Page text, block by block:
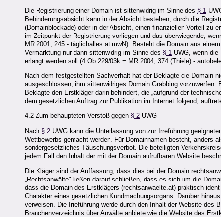
Die Registrierung einer Domain ist sittenwidrig im Sinne des § 1
Behinderungsabsicht kann in der Absicht bestehen, durch die
(Domainblockade) oder in der Absicht, einen finanziellen Vorteil zu
im Zeitpunkt der Registrierung vorliegen und das überwiegende,
MR 2001, 245 - täglichalles.at mwN). Besteht die Domain aus
Vermarktung nur dann sittenwidrig im Sinne des § 1 UWG, wenn
erlangt werden soll (4 Ob 229/03k = MR 2004, 374 (Thiele) -
Nach dem festgestellten Sachverhalt hat der Beklagte die Domain
ausgeschlossen, ihm sittenwidriges Domain Grabbing
Beklagte den Erstkläger darin behindert, die „aufgrund der
dem gesetzlichen Auftrag zur Publikation im Internet folgend,
4.2 Zum behaupteten Verstoß gegen § 2 UWG
Nach § 2 UWG kann die Unterlassung von zur Irreführung
Wettbewerbs gemacht werden. Für Domainnamen besteht, anders
sondergesetzliches Täuschungsverbot. Die beteiligten
jedem Fall den Inhalt der mit der Domain aufrufbaren Website
Die Kläger sind der Auffassung, dass dies bei der Domain
„Rechtsanwälte" ließen darauf schließen, dass es sich um die
dass die Domain des Erstklägers (rechtsanwaelte.at) praktisch
Charakter eines gesetzlichen Kundmachungsorgans. Darüber
verweisen. Die Irreführung werde durch den Inhalt der Website
Branchenverzeichnis über Anwälte anbiete wie die Website des